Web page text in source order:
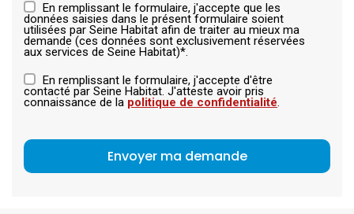
En remplissant le formulaire, j'accepte que les
données saisies dans le présent formulaire soient
utilisées par Seine Habitat afin de traiter au mieux ma
demande (ces données sont exclusivement réservées
aux services de Seine Habitat)*.
En remplissant le formulaire, j'accepte d'être
contacté par Seine Habitat. J'atteste avoir pris
connaissance de la politique de confidentialité.